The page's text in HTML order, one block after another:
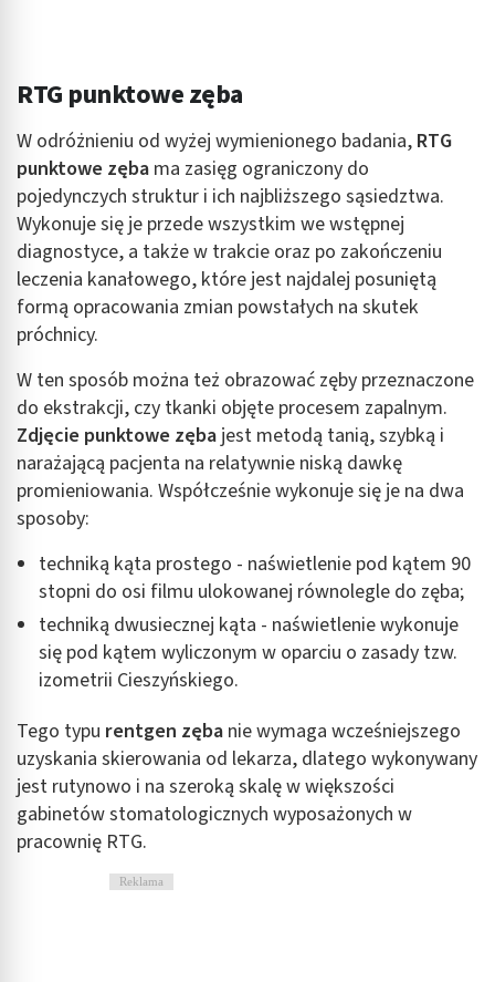
RTG punktowe zęba
W odróżnieniu od wyżej wymienionego badania, RTG
punktowe zęba ma zasięg ograniczony do
pojedynczych struktur i ich najbliższego sąsiedztwa.
Wykonuje się je przede wszystkim we wstępnej
diagnostyce, a także w trakcie oraz po zakończeniu
leczenia kanałowego, które jest najdalej posuniętą
formą opracowania zmian powstałych na skutek
próchnicy.
W ten sposób można też obrazować zęby przeznaczone
do ekstrakcji, czy tkanki objęte procesem zapalnym.
Zdjęcie punktowe zęba jest metodą tanią, szybką i
narażającą pacjenta na relatywnie niską dawkę
promieniowania. Współcześnie wykonuje się je na dwa
sposoby:
techniką kąta prostego - naświetlenie pod kątem 90
stopni do osi filmu ulokowanej równolegle do zęba;
techniką dwusiecznej kąta - naświetlenie wykonuje
się pod kątem wyliczonym w oparciu o zasady tzw.
izometrii Cieszyńskiego.
Tego typu rentgen zęba nie wymaga wcześniejszego
uzyskania skierowania od lekarza, dlatego wykonywany
jest rutynowo i na szeroką skalę w większości
gabinetów stomatologicznych wyposażonych w
pracownię RTG.
Reklama